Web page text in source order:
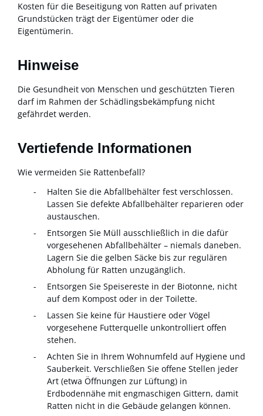
Kosten für die Beseitigung von Ratten auf privaten
Grundstücken trägt der Eigentümer oder die
Eigentümerin.
Hinweise
Die Gesundheit von Menschen und geschützten Tieren
darf im Rahmen der Schädlingsbekämpfung nicht
gefährdet werden.
Vertiefende Informationen
Wie vermeiden Sie Rattenbefall?
Halten Sie die Abfallbehälter fest verschlossen.
Lassen Sie defekte Abfallbehälter reparieren oder
austauschen.
Entsorgen Sie Müll ausschließlich in die dafür
vorgesehenen Abfallbehälter – niemals daneben.
Lagern Sie die gelben Säcke bis zur regulären
Abholung für Ratten unzugänglich.
Entsorgen Sie Speisereste in der Biotonne, nicht
auf dem Kompost oder in der Toilette.
Lassen Sie keine für Haustiere oder Vögel
vorgesehene Futterquelle unkontrolliert offen
stehen.
Achten Sie in Ihrem Wohnumfeld auf Hygiene und
Sauberkeit. Verschließen Sie offene Stellen jeder
Art (etwa Öffnungen zur Lüftung) in
Erdbodennähe mit engmaschigen Gittern, damit
Ratten nicht in die Gebäude gelangen können.